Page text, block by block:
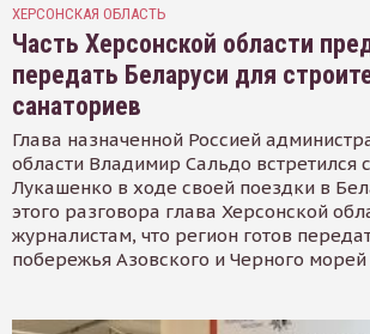
ХЕРСОНСКАЯ ОБЛАСТЬ
Часть Херсонской области
передать Беларуси для
санаториев
Глава назначенной Россией
области Владимир Сальдо встретился
Лукашенко в ходе своей поездки в
этого разговора глава Херсонской
журналистам, что регион готов
побережья Азовского и Черного морей